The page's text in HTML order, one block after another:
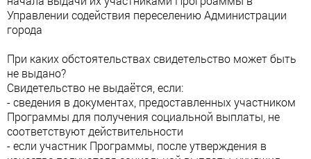
Управлении содействия переселению Администрации
города
При каких обстоятельствах свидетельство может быть
не выдано?
Свидетельство не выдаётся, если:
- сведения в документах, предоставленных участником
Программы для получения социальной выплаты, не
соответствуют действительности
- если участник Программы, после утверждения в